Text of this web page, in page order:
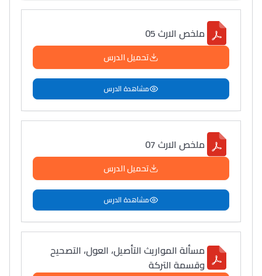
ملخص الارث 05
تحميل الدرس
مشاهدة الدرس
ملخص الارث 07
تحميل الدرس
مشاهدة الدرس
مسألة المواريث التأصيل، العول، التصحيح
وقسمة التركة